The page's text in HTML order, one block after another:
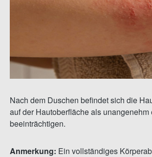
Nach dem Duschen befindet sich die
auf der Hautoberfläche als
beeinträchtigen.
Anmerkung: Ein vollständiges